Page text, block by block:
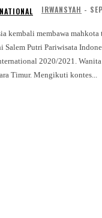
IRWANSYAH -
kembali membawa mahkota
Putri Pariwisata
2021. Wanita berusia 19 tahun
Timur. Mengikuti kontes...